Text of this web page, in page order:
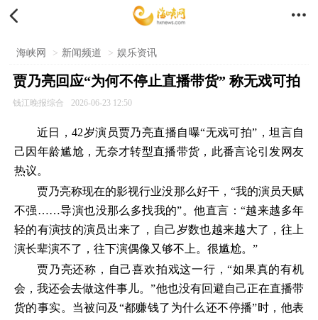
 
海峡网 > 新闻频道 > 娱乐资讯
贾乃亮回应“为何不停止直播带货” 称无戏可拍
钱江晚报综合 2026-06-23 12:50
近日，42岁演员贾乃亮直播自曝“无戏可拍”，坦言自
己因年龄尴尬，无奈才转型直播带货，此番言论引发网友
热议。
贾乃亮称现在的影视行业没那么好干，“我的演员天赋
不强……导演也没那么多找我的”。他直言：“越来越多年
轻的有演技的演员出来了，自己岁数也越来越大了，往上
演长辈演不了，往下演偶像又够不上。很尴尬。”
贾乃亮还称，自己喜欢拍戏这一行，“如果真的有机
会，我还会去做这件事儿。”他也没有回避自己正在直播带
货的事实。当被问及“都赚钱了为什么还不停播”时，他表